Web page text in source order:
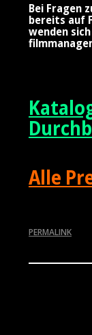
Bei Fragen
bereits auf
wenden
Alle
PERMALINK